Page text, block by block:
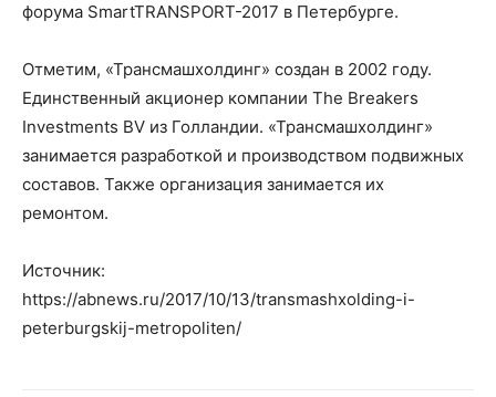
форума SmartTRANSPORT-2017 в Петербурге.
Отметим, «Трансмашхолдинг» создан в 2002 году.
Единственный акционер компании The Breakers
Investments BV из Голландии. «Трансмашхолдинг»
занимается разработкой и производством подвижных
составов. Также организация занимается их
ремонтом.
Источник:
https://abnews.ru/2017/10/13/transmashxolding-i-
peterburgskij-metropoliten/